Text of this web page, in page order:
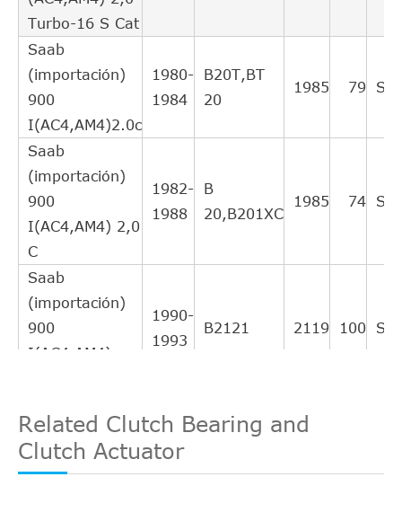
Turbo-16 S Cat
Saab
(importación)
900
I(AC4,AM4)2.0c
1980-
1984
B20T,BT
20
1985 79
Saab
(importación)
900
I(AC4,AM4) 2,0
C
1982-
1988
B
20,B201XC
1985 74
Saab
(importación)
900
I(AC4,AM4)
1990-
1993
B2121 2119 100
(importación)
900 [ Combi
Coupe 2,0
1984-
1991
Related Clutch Bearing and
Clutch Actuator